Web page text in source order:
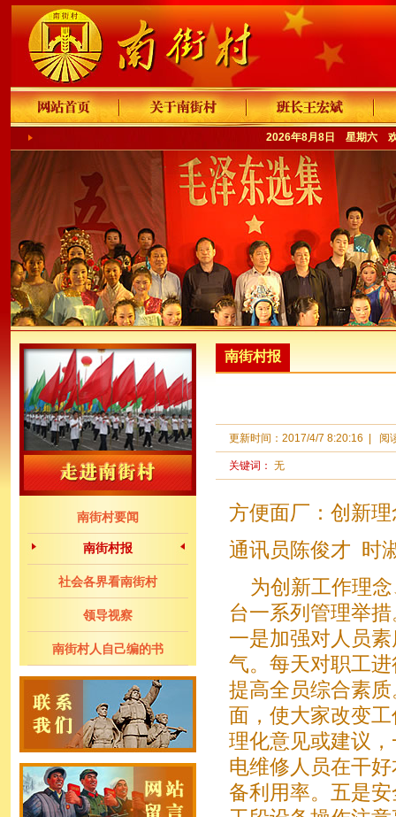
2026年8月8日 星期六
南街村要闻
南街村报
社会各界看南街村
领导视察
南街村人自己编的书
南街村报
更新时间： 2017/4/7 8:20:16 阅
关键词： 无
方便面厂：创新
通讯员陈俊才 时
为创新工作理念
台一系列管理举措
一是加强对人员
气。每天对职工
提高全员综合素
面，使大家改变
理化意见或建议
电维修人员在干
备利用率。五是